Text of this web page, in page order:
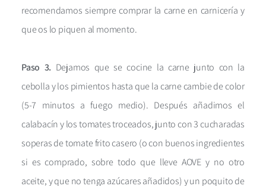
recomendamos siempre comprar la carne en carnicería y
que os lo piquen al momento.
Paso 3. Dejamos que se cocine la carne junto con la
cebolla y los pimientos hasta que la carne cambie de color
(5-7 minutos a fuego medio). Después añadimos el
calabacín y los tomates troceados, junto con 3 cucharadas
soperas de tomate frito casero (o con buenos ingredientes
si es comprado, sobre todo que lleve AOVE y no otro
aceite, y que no tenga azúcares añadidos) y un poquito de